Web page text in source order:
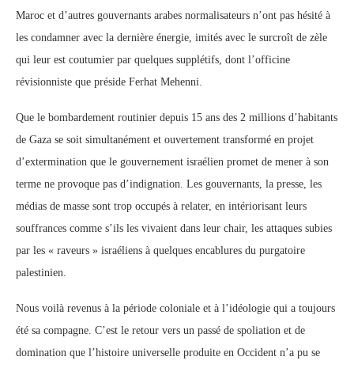
Maroc et d’autres gouvernants arabes normalisateurs n’ont pas hésité à
les condamner avec la dernière énergie, imités avec le surcroît de zèle
qui leur est coutumier par quelques supplétifs, dont l’officine
révisionniste que préside Ferhat Mehenni.
Que le bombardement routinier depuis 15 ans des 2 millions d’habitants
de Gaza se soit simultanément et ouvertement transformé en projet
d’extermination que le gouvernement israélien promet de mener à son
terme ne provoque pas d’indignation. Les gouvernants, la presse, les
médias de masse sont trop occupés à relater, en intériorisant leurs
souffrances comme s’ils les vivaient dans leur chair, les attaques subies
par les « raveurs » israéliens à quelques encablures du purgatoire
palestinien.
Nous voilà revenus à la période coloniale et à l’idéologie qui a toujours
été sa compagne. C’est le retour vers un passé de spoliation et de
domination que l’histoire universelle produite en Occident n’a pu se